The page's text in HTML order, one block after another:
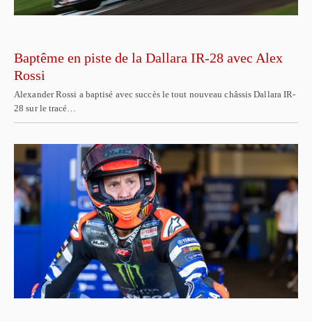
Baptême en piste de la Dallara IR-28 avec Alex
Rossi
Alexander Rossi a baptisé avec succès le tout nouveau châssis Dallara IR-
28 sur le tracé…